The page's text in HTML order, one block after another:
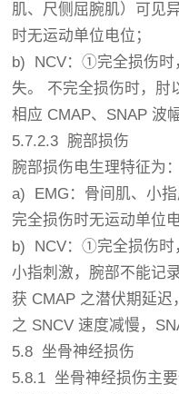
肌、尺侧屈腕肌）可见
时无运动单位电位；
b) NCV：①完全损伤时
失。 不完全损伤时，肘
相应 CMAP、SNAP 波
5.7.2.3 腕部损伤
腕部损伤电生理特征为：
a) EMG：骨间肌、小指
完全损伤时无运动单位电
b) NCV：①完全损伤时
小指刺激，腕部不能记
获 CMAP 之潜伏期延
之 SNCV 速度减慢，
5.8 坐骨神经损伤
5.8.1 坐骨神经损伤主